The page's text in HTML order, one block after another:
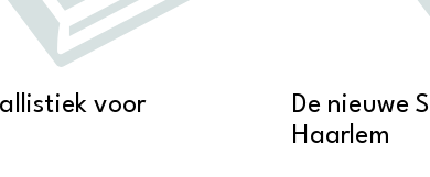
voor
De nieuwe
Haarlem